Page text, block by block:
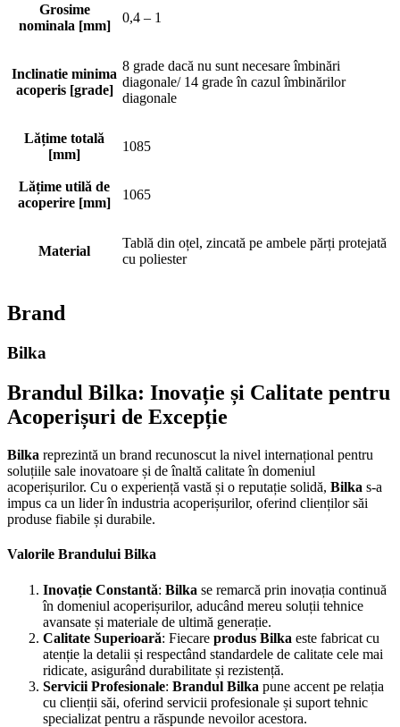
Grosime
nominala [mm]
0,4 – 1
Inclinatie minima
acoperis [grade]
8 grade dacă nu sunt necesare îmbinări
diagonale/ 14 grade în cazul îmbinărilor
diagonale
Lățime totală
[mm]
1085
Lățime utilă de
acoperire [mm]
1065
Material
Tablă din oțel, zincată pe ambele părți protejată
cu poliester
Brand
Bilka
Brandul Bilka: Inovație și Calitate pentru
Acoperișuri de Excepție
Bilka reprezintă un brand recunoscut la nivel internațional pentru
soluțiile sale inovatoare și de înaltă calitate în domeniul
acoperișurilor. Cu o experiență vastă și o reputație solidă, Bilka s-a
impus ca un lider în industria acoperișurilor, oferind clienților săi
produse fiabile și durabile.
Valorile Brandului Bilka
Inovație Constantă: Bilka se remarcă prin inovația continuă
în domeniul acoperișurilor, aducând mereu soluții tehnice
avansate și materiale de ultimă generație.
Calitate Superioară: Fiecare produs Bilka este fabricat cu
atenție la detalii și respectând standardele de calitate cele mai
ridicate, asigurând durabilitate și rezistență.
Servicii Profesionale: Brandul Bilka pune accent pe relația
cu clienții săi, oferind servicii profesionale și suport tehnic
specializat pentru a răspunde nevoilor acestora.